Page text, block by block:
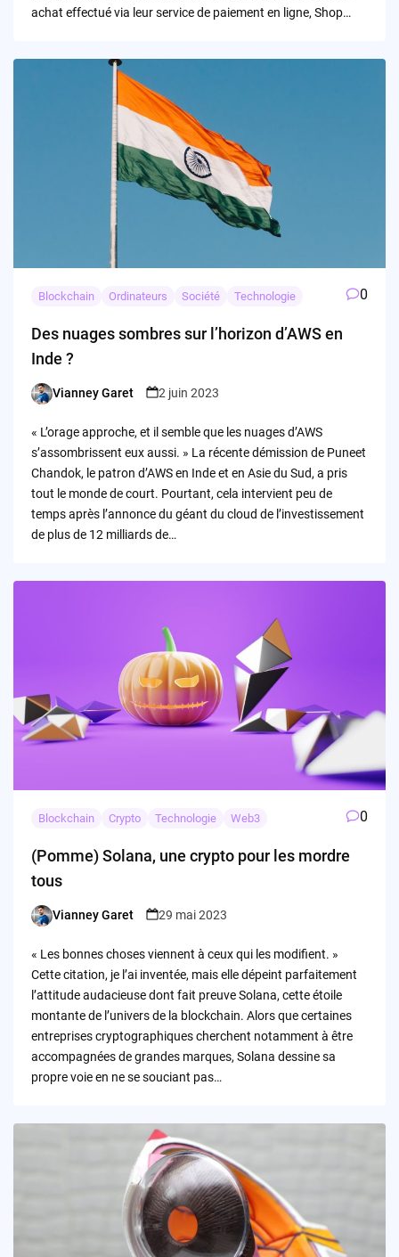
achat effectué via leur service de paiement en ligne, Shop…
Blockchain Ordinateurs Société Technologie 0
Des nuages ​​sombres sur l’horizon d’AWS en
Inde ?
Posted
Vianney Garet 2 juin 2023
« L’orage approche, et il semble que les nuages d’AWS
s’assombrissent eux aussi. » La récente démission de Puneet
Chandok, le patron d’AWS en Inde et en Asie du Sud, a pris
tout le monde de court. Pourtant, cela intervient peu de
temps après l’annonce du géant du cloud de l’investissement
de plus de 12 milliards de…
Blockchain Crypto Technologie Web3 0
(Pomme) Solana, une crypto pour les mordre
tous
Posted
Vianney Garet 29 mai 2023
« Les bonnes choses viennent à ceux qui les modifient. »
Cette citation, je l’ai inventée, mais elle dépeint parfaitement
l’attitude audacieuse dont fait preuve Solana, cette étoile
montante de l’univers de la blockchain. Alors que certaines
entreprises cryptographiques cherchent notamment à être
accompagnées de grandes marques, Solana dessine sa
propre voie en ne se souciant pas…